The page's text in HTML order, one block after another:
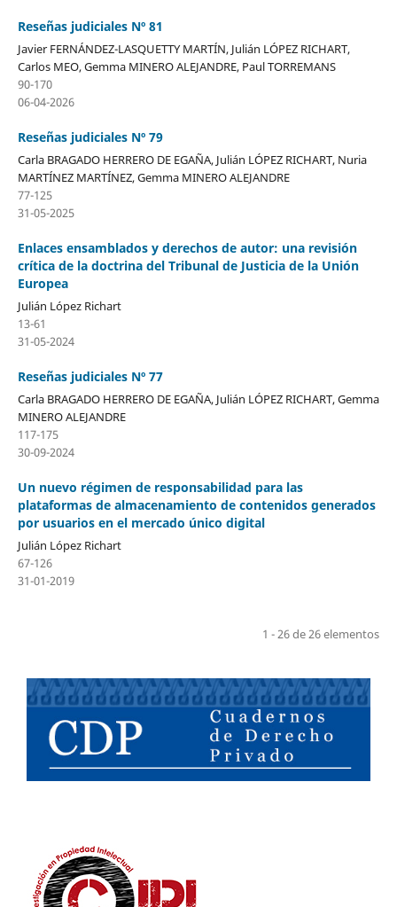
Reseñas judiciales Nº 81
Javier FERNÁNDEZ-LASQUETTY MARTÍN, Julián LÓPEZ RICHART,
Carlos MEO, Gemma MINERO ALEJANDRE, Paul TORREMANS
90-170
06-04-2026
Reseñas judiciales Nº 79
Carla BRAGADO HERRERO DE EGAÑA, Julián LÓPEZ RICHART, Nuria
MARTÍNEZ MARTÍNEZ, Gemma MINERO ALEJANDRE
77-125
31-05-2025
Enlaces ensamblados y derechos de autor: una revisión
crítica de la doctrina del Tribunal de Justicia de la Unión
Europea
Julián López Richart
13-61
31-05-2024
Reseñas judiciales Nº 77
Carla BRAGADO HERRERO DE EGAÑA, Julián LÓPEZ RICHART, Gemma
MINERO ALEJANDRE
117-175
30-09-2024
Un nuevo régimen de responsabilidad para las
plataformas de almacenamiento de contenidos generados
por usuarios en el mercado único digital
Julián López Richart
67-126
31-01-2019
1 - 26 de 26 elementos